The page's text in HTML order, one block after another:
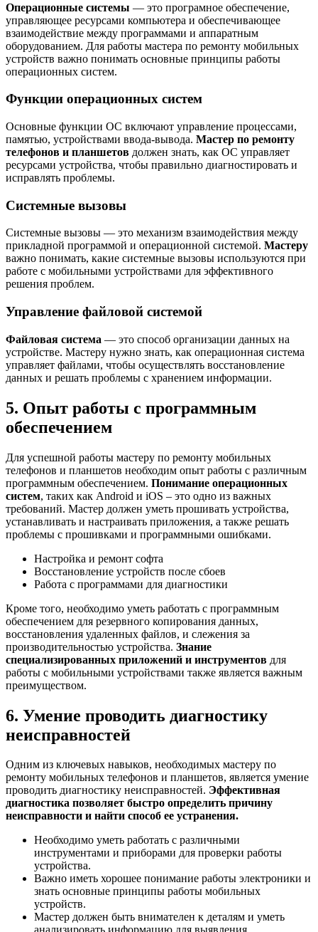
Операционные системы — это програмное обеспечение,
управляющее ресурсами компьютера и обеспечивающее
взаимодействие между программами и аппаратным
оборудованием. Для работы мастера по ремонту мобильных
устройств важно понимать основные принципы работы
операционных систем.
Функции операционных систем
Основные функции ОС включают управление процессами,
памятью, устройствами ввода-вывода. Мастер по ремонту
телефонов и планшетов должен знать, как ОС управляет
ресурсами устройства, чтобы правильно диагностировать и
исправлять проблемы.
Системные вызовы
Системные вызовы — это механизм взаимодействия между
прикладной программой и операционной системой. Мастеру
важно понимать, какие системные вызовы используются при
работе с мобильными устройствами для эффективного
решения проблем.
Управление файловой системой
Файловая система — это способ организации данных на
устройстве. Мастеру нужно знать, как операционная система
управляет файлами, чтобы осуществлять восстановление
данных и решать проблемы с хранением информации.
5. Опыт работы с программным
обеспечением
Для успешной работы мастеру по ремонту мобильных
телефонов и планшетов необходим опыт работы с различным
программным обеспечением. Понимание операционных
систем, таких как Android и iOS – это одно из важных
требований. Мастер должен уметь прошивать устройства,
устанавливать и настраивать приложения, а также решать
проблемы с прошивками и программными ошибками.
Настройка и ремонт софта
Восстановление устройств после сбоев
Работа с программами для диагностики
Кроме того, необходимо уметь работать с программным
обеспечением для резервного копирования данных,
восстановления удаленных файлов, и слежения за
производительностью устройства. Знание
специализированных приложений и инструментов для
работы с мобильными устройствами также является важным
преимуществом.
6. Умение проводить диагностику
неисправностей
Одним из ключевых навыков, необходимых мастеру по
ремонту мобильных телефонов и планшетов, является умение
проводить диагностику неисправностей. Эффективная
диагностика позволяет быстро определить причину
неисправности и найти способ ее устранения.
Необходимо уметь работать с различными
инструментами и приборами для проверки работы
устройства.
Важно иметь хорошее понимание работы электроники и
знать основные принципы работы мобильных
устройств.
Мастер должен быть внимателен к деталям и уметь